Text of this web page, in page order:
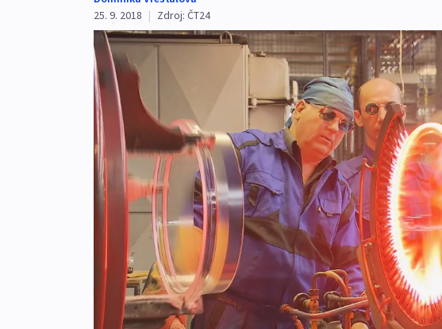
25. 9. 2018 | Zdroj: ČT24